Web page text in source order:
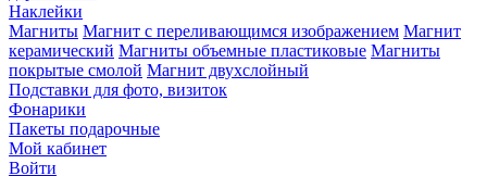
Наклейки
Магниты Магнит с переливающимся изображением Магнит
керамический Магниты объемные пластиковые Магниты
покрытые смолой Магнит двухслойный
Подставки для фото, визиток
Фонарики
Пакеты подарочные
Мой кабинет
Войти